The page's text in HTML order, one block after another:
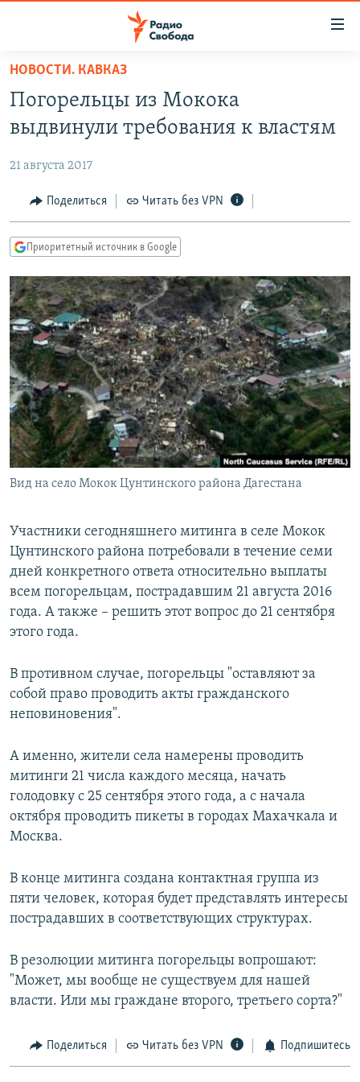
упрощенного
доступа
основному
Вернутся
главной
навигации
Вернутся
поиску
ПОДКАСТЫ
АВТОРСКИЕ ПРОЕКТЫ
ЦИТАТЫ СВОБОДЫ
МНЕНИЯ
IDEL.РЕАЛИИ
КАВКАЗ.РЕАЛИИ
СЕВЕР.РЕАЛИИ
СИБИРЬ.РЕАЛИИ
РАСПИСАНИЕ ВЕЩАНИЯ
ПОДПИШИТЕСЬ НА РАССЫЛКУ
СОЦИАЛЬНЫЕ СЕТИ
Все сайты РСЕ/РС
НОВОСТИ. КАВКАЗ
Погорельцы из Мокока
выдвинули требования к властям
21 августа 2017
Поделиться Читать без VPN
Приоритетный источник в Google
Вид на село Мокок Цунтинского района Дагестана
Участники сегодняшнего митинга в селе Мокок
Цунтинского района потребовали в течение семи
дней конкретного ответа относительно выплаты
всем погорельцам, пострадавшим 21 августа 2016
года. А также – решить этот вопрос до 21 сентября
этого года.
В противном случае, погорельцы "оставляют за
собой право проводить акты гражданского
неповиновения".
А именно, жители села намерены проводить
митинги 21 числа каждого месяца, начать
голодовку с 25 сентября этого года, а с начала
октября проводить пикеты в городах Махачкала и
Москва.
В конце митинга создана контактная группа из
пяти человек, которая будет представлять интересы
пострадавших в соответствующих структурах.
В резолюции митинга погорельцы вопрошают:
"Может, мы вообще не существуем для нашей
власти. Или мы граждане второго, третьего сорта?"
Поделиться Читать без VPN Подпишитесь